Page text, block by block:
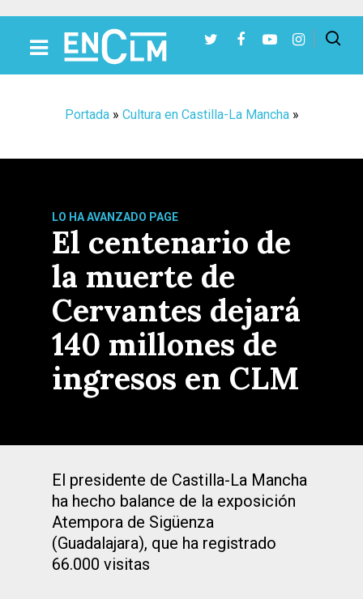
Portada» Cultura en Castilla-La Mancha»
LO HA AVANZADO PAGE
El centenario de
la muerte de
Cervantes dejará
140 millones de
ingresos en CLM
El presidente de Castilla-La Mancha
ha hecho balance de la exposición
Atempora de Sigüenza
(Guadalajara), que ha registrado
66.000 visitas